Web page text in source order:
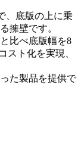
、底版の上に乗
擁壁です。
比べ底版幅を8
スト化を実現、
た製品を提供で